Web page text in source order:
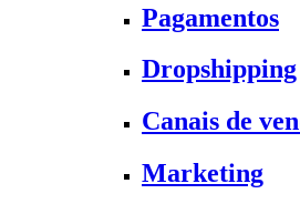
Pagamentos
Dropshipping
Canais de
Marketing